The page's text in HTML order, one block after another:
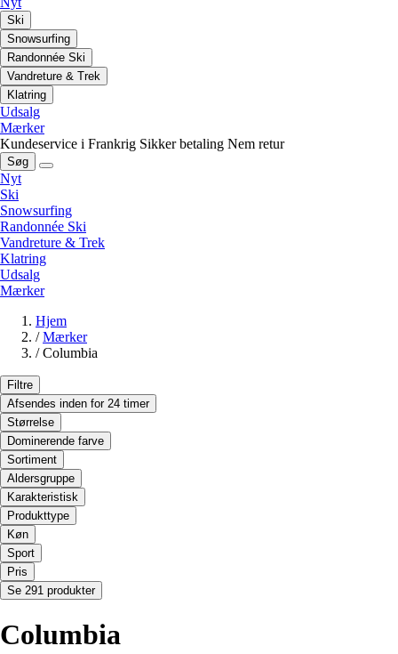
Ski
Snowsurfing
Randonnée Ski
Vandreture & Trek
Klatring
Udsalg
Mærker
Kundeservice i Frankrig Sikker betaling Nem retur
Søg
Nyt
Ski
Snowsurfing
Randonnée Ski
Vandreture & Trek
Klatring
Udsalg
Mærker
Hjem
/ Mærker
/ Columbia
Filtre
Afsendes inden for 24 timer
Størrelse
Dominerende farve
Sortiment
Aldersgruppe
Karakteristisk
Produkttype
Køn
Sport
Pris
Se 291 produkter
Columbia